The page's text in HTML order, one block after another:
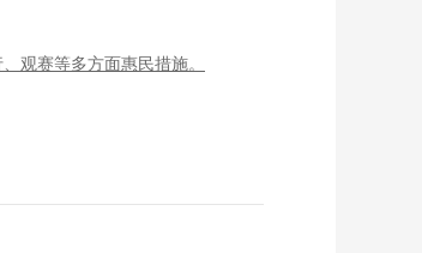
观赛等多方面惠民措施。